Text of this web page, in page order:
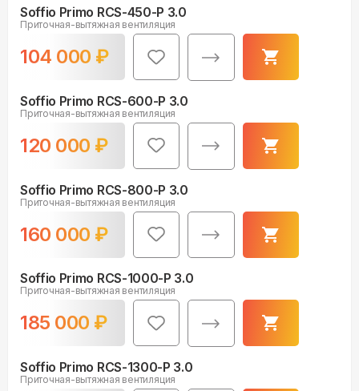
Soffio Primo RCS-450-P 3.0
Приточная-вытяжная вентиляция
104 000 ₽
Soffio Primo RCS-600-P 3.0
Приточная-вытяжная вентиляция
120 000 ₽
Soffio Primo RCS-800-P 3.0
Приточная-вытяжная вентиляция
160 000 ₽
Soffio Primo RCS-1000-P 3.0
Приточная-вытяжная вентиляция
185 000 ₽
Soffio Primo RCS-1300-P 3.0
Приточная-вытяжная вентиляция